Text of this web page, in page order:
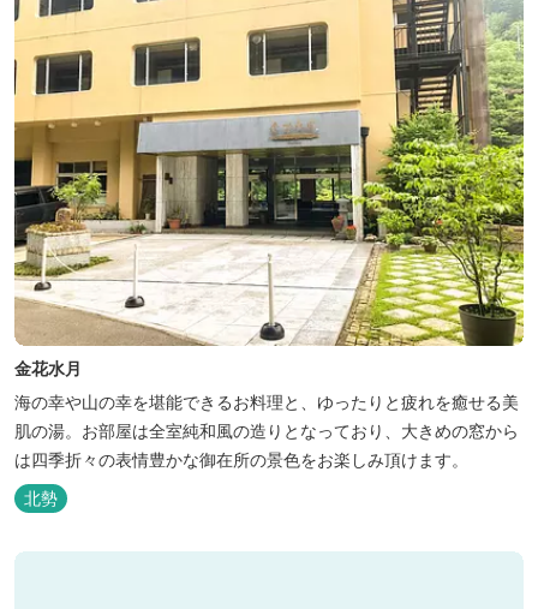
金花水月
海の幸や山の幸を堪能できるお料理と、ゆったりと疲れを癒せる美
肌の湯。お部屋は全室純和風の造りとなっており、大きめの窓から
は四季折々の表情豊かな御在所の景色をお楽しみ頂けます。
北勢